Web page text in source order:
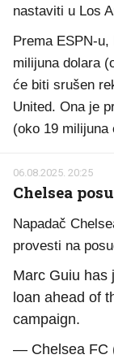
nastaviti u Los
Prema ESPN-
milijuna dolara
će biti srušen
United. Ona je
(oko 19 milijuna
06.08.2025. 20:25
Chelsea
Napadač
provesti na
Marc Guiu has
loan ahead of
campaign.
— Chelsea FC